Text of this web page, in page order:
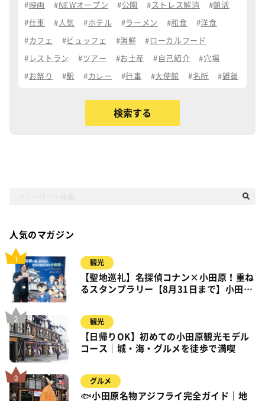
映画 NEWオープン 公園 ストレス解消 朝活
仕事 人気 ホテル ラーメン 和食 洋食
カフェ ビュッフェ 海鮮 ローカルフード
レストラン ツアー お土産 自己紹介 穴場
お祭り 駅 カレー 行事 大使館 名所 雑貨
人気のマガジン
観光
【聖地巡礼】名探偵コナン×小田原！重ね
るスタンプラリー【8月31日まで】小田
観光
【日帰りOK】初めての小田原観光モデル
コース｜城・海・グルメを徒歩で満喫
グルメ
🐟小田原名物アジフライ完全ガイド｜地